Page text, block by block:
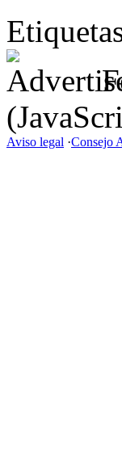
Aviso legal ·Consejo